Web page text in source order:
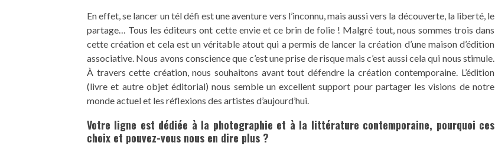
En effet, se lancer un tél défi est une aventure vers l’inconnu, mais aussi vers la découverte, la liberté, le
partage… Tous les éditeurs ont cette envie et ce brin de folie ! Malgré tout, nous sommes trois dans
cette création et cela est un véritable atout qui a permis de lancer la création d’une maison d’édition
associative. Nous avons conscience que c’est une prise de risque mais c’est aussi cela qui nous stimule.
À travers cette création, nous souhaitons avant tout défendre la création contemporaine. L’édition
(livre et autre objet éditorial) nous semble un excellent support pour partager les visions de notre
monde actuel et les réflexions des artistes d’aujourd’hui.
Votre ligne est dédiée à la photographie et à la littérature contemporaine, pourquoi ces
choix et pouvez-vous nous en dire plus ?